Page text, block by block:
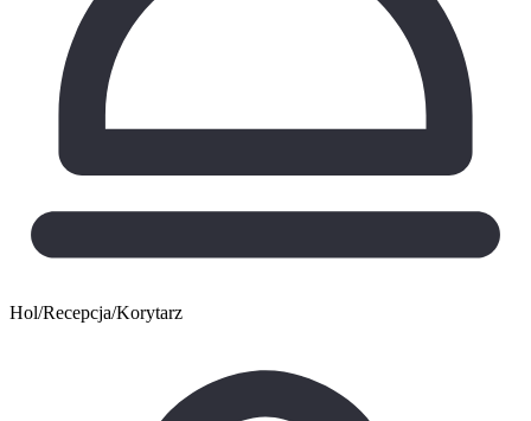
Hol/Recepcja/Korytarz